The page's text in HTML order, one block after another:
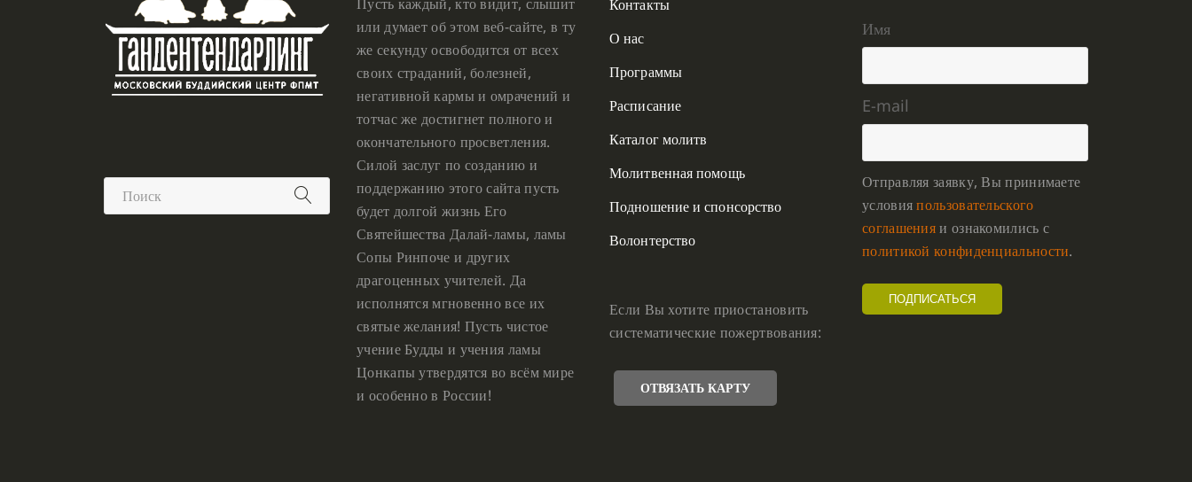
или думает об этом веб-сайте, в ту
же секунду освободится от всех
своих страданий, болезней,
негативной кармы и омрачений и
тотчас же достигнет полного и
окончательного просветления.
Силой заслуг по созданию и
поддержанию этого сайта пусть
будет долгой жизнь Его
Святейшества Далай-ламы, ламы
Сопы Ринпоче и других
драгоценных учителей. Да
исполнятся мгновенно все их
святые желания! Пусть чистое
учение Будды и учения ламы
Цонкапы утвердятся во всём мире
и особенно в России!
Контакты
О нас
Программы
Расписание
Каталог молитв
Молитвенная помощь
Подношение и спонсорство
Волонтерство
Если Вы хотите приостановить
систематические пожертвования:
ОТВЯЗАТЬ КАРТУ
Имя
E-mail
Отправляя заявку, Вы принимаете
условияпользовательского
соглашенияи ознакомились с
политикой конфиденциальности.